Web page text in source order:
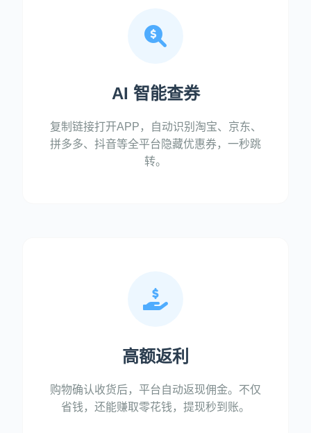
AI 智能查券
复制链接打开APP，自动识别淘宝、京东、
拼多多、抖音等全平台隐藏优惠券，一秒跳
转。
高额返利
购物确认收货后，平台自动返现佣金。不仅
省钱，还能赚取零花钱，提现秒到账。